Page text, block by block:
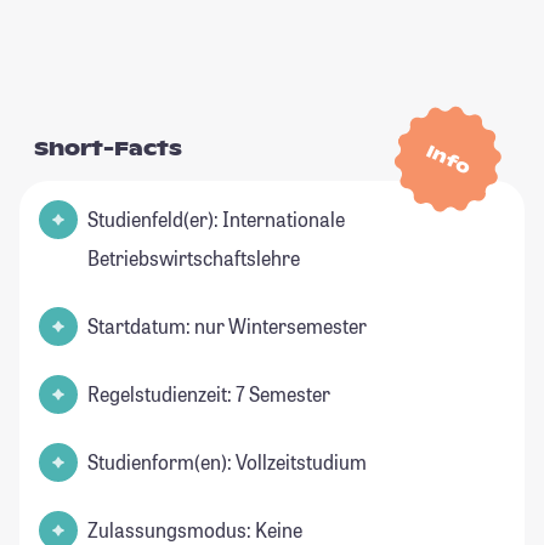
Info
Short-Facts
Studienfeld(er): Internationale
Betriebswirtschaftslehre
Startdatum: nur Wintersemester
Regelstudienzeit: 7 Semester
Studienform(en): Vollzeitstudium
Zulassungsmodus: Keine